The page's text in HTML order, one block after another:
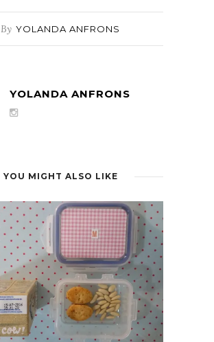
By YOLANDA ANFRONS
YOLANDA ANFRONS
YOU MIGHT ALSO LIKE